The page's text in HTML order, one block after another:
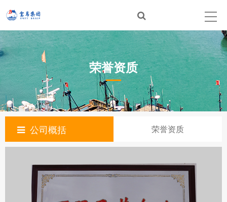
荣誉资质
公司概括 荣誉资质